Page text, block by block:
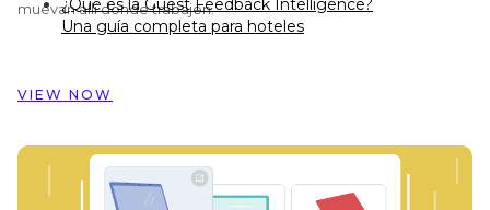
muevan allí donde trabajen.
¿Qué es la Guest Feedback Intelligence?
Una guía completa para hoteles
reforma de 324 habitaciones
feedback de los huéspedes en casi 60
hoteles
VIEW NOW